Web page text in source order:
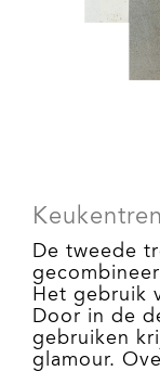
De tweede
Het gebruik
Door in de
gebruiken
glamour.